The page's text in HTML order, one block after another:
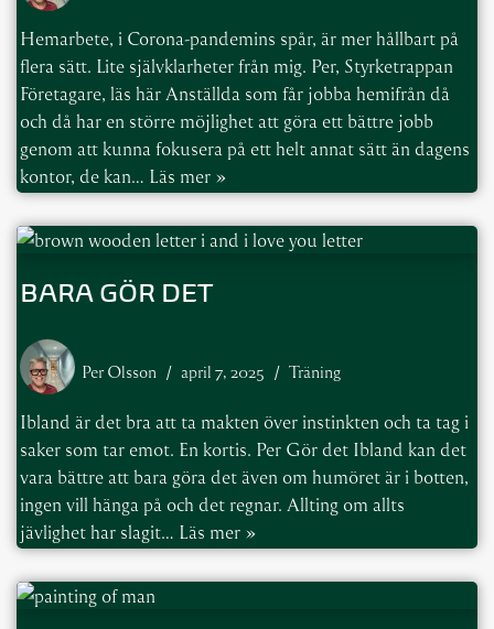
Hemarbete, i Corona-pandemins spår, är mer hållbart på
flera sätt. Lite självklarheter från mig. Per, Styrketrappan
Företagare, läs här Anställda som får jobba hemifrån då
och då har en större möjlighet att göra ett bättre jobb
genom att kunna fokusera på ett helt annat sätt än dagens
kontor, de kan… Läs mer »
BARA GÖR DET
Per Olsson april 7, 2025 Träning
Ibland är det bra att ta makten över instinkten och ta tag i
saker som tar emot. En kortis. Per Gör det Ibland kan det
vara bättre att bara göra det även om humöret är i botten,
ingen vill hänga på och det regnar. Allting om allts
jävlighet har slagit… Läs mer »